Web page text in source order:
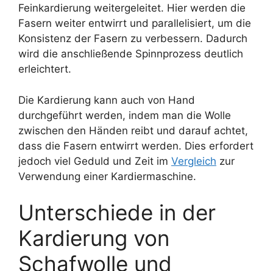
Feinkardierung weitergeleitet. Hier werden die
Fasern weiter entwirrt und parallelisiert, um die
Konsistenz der Fasern zu verbessern. Dadurch
wird die anschließende Spinnprozess deutlich
erleichtert.
Die Kardierung kann auch von Hand
durchgeführt werden, indem man die Wolle
zwischen den Händen reibt und darauf achtet,
dass die Fasern entwirrt werden. Dies erfordert
jedoch viel Geduld und Zeit im Vergleich zur
Verwendung einer Kardiermaschine.
Unterschiede in der
Kardierung von
Schafwolle und